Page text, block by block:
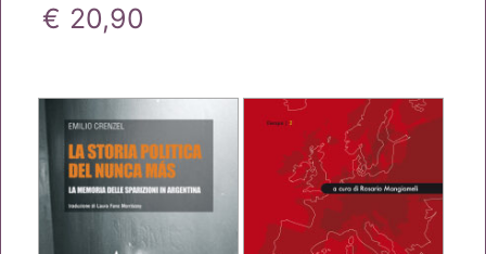
Il
originale
era:
€22,00.
€ 20,90
attuale
è:
€20,90.
€16,00. €15,20.